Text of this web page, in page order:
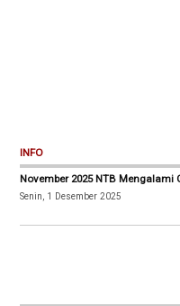
INFO
November 2025 NTB Mengalami
Senin, 1 Desember 2025